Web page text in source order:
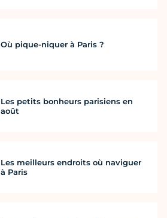
Où pique-niquer à Paris ?
Les petits bonheurs parisiens en
août
Les meilleurs endroits où naviguer
à Paris